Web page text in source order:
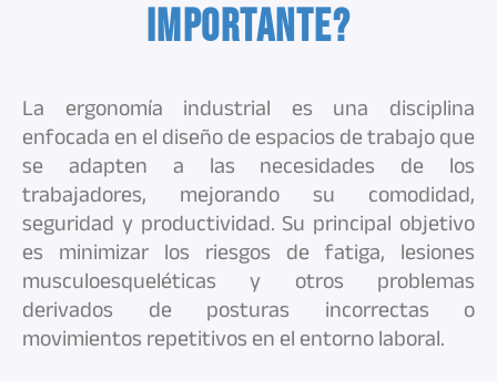
importante?
La ergonomía industrial es una disciplina
enfocada en el diseño de espacios de trabajo que
se adapten a las necesidades de los
trabajadores, mejorando su comodidad,
seguridad y productividad. Su principal objetivo
es minimizar los riesgos de fatiga, lesiones
musculoesqueléticas y otros problemas
derivados de posturas incorrectas o
movimientos repetitivos en el entorno laboral.